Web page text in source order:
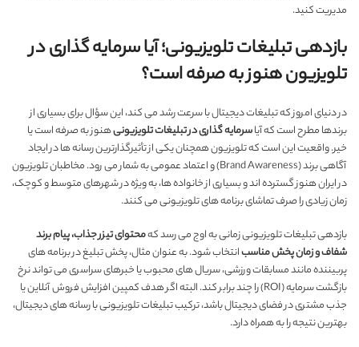
مدیریت کنید.
بازدهی تبلیغات تلویزیونی؛ آیا سرمایه گذاری در
تلویزیون هنوز به صرفه است؟
در دنیای امروز که تبلیغات دیجیتال با سرعت رشد می کند، این سؤال برای بسیاری از
برندها مطرح است که آیاسرمایه گذاری در تبلیغات تلویزیونیهنوز به صرفه است یا
خیر. واقعیت این است که تلویزیون همچنان یکی از تأثیرگذارترین رسانه ها در ایجاد
آگاهی برند (Brand Awareness) و اعتماد عمومی به شمار می رود. مخاطبان تلویزیون
در ایران هنوز گسترده اند و بسیاری از خانواده ها، به ویژه در شهرهای متوسط و کوچک،
زمان زیادی را صرف تماشای برنامه های تلویزیونی می کنند.
بازدهی تبلیغات تلویزیونی زمانی به اوج می رسد کهمحتوای تیزر جذاب، پیام برند
شفاف و زمان پخش مناسبانتخاب شود. به عنوان مثال، پخش تبلیغ در برنامه های
پربیننده مانند مسابقات ورزشی، سریال های محبوب یا خبرهای سراسری می تواند نرخ
بازگشت سرمایه (ROI) را چند برابر کند. البته اگر هدف کمپین افزایش فروش آنلاین یا
جذب مشتری در فضای دیجیتال باشد، ترکیب تبلیغات تلویزیونی با رسانه های دیجیتال،
بهترین نتیجه را به همراه دارد.